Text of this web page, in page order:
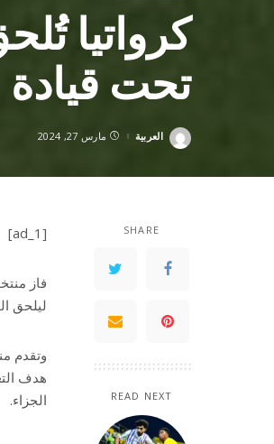
كرواتيا
تحت
Posted
العربية مارس 27, 2024
SHARE
READ NEXT
[ad_1]
ليلحق
وتقدم
الجزاء.